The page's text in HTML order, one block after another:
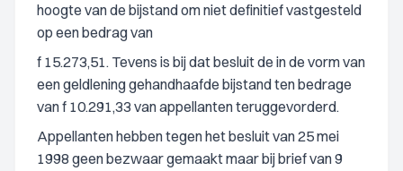
hoogte van de bijstand om niet definitief vastgesteld
op een bedrag van
f 15.273,51. Tevens is bij dat besluit de in de vorm van
een geldlening gehandhaafde bijstand ten bedrage
van f 10.291,33 van appellanten teruggevorderd.
Appellanten hebben tegen het besluit van 25 mei
1998 geen bezwaar gemaakt maar bij brief van 9